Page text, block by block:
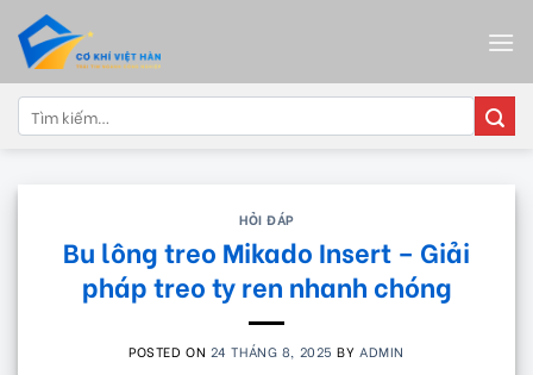
content
Tìm
kiếm:
HỎI ĐÁP
Bu lông treo Mikado Insert – Giải
pháp treo ty ren nhanh chóng
POSTED ON 24 THÁNG 8, 2025 BY ADMIN